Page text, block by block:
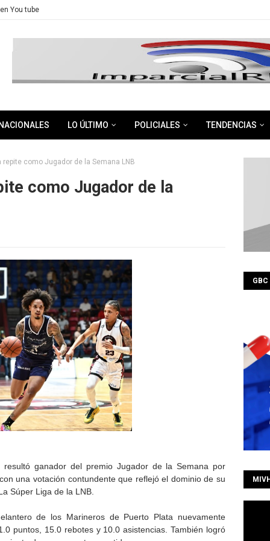
You tube
LO ÚLTIMO POLICIALES TENDENCIAS
como Jugador de la Semana LNB
como Jugador de la
resultó ganador del premio Jugador de la Semana por
una votación contundente que reflejó el dominio de su
Súper Liga de la LNB.
de los Marineros de Puerto Plata nuevamente
puntos, 15.0 rebotes y 10.0 asistencias. También logró
GBC